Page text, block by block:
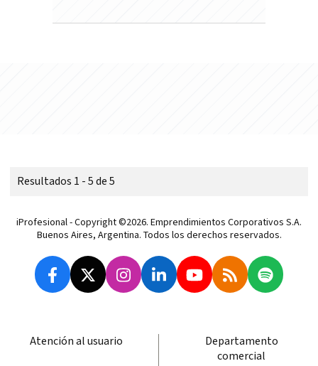
Resultados 1 - 5 de 5
iProfesional - Copyright ©2026. Emprendimientos Corporativos S.A.
Buenos Aires, Argentina. Todos los derechos reservados.
Atención al usuario
Departamento
comercial